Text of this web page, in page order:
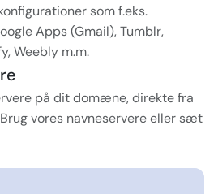
som f.eks.
Apps (Gmail), Tumblr,
Weebly m.m.
på dit domæne, direkte fra
vores navneservere eller sæt